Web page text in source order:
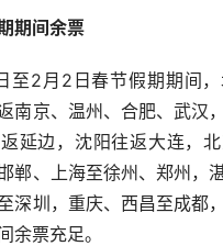
期间余票
至2月2日春节假期期间
南京、温州、合肥、武汉
延边，沈阳往返大连，
郸、上海至徐州、郑州，
深圳，重庆、西昌至成都
余票充足。